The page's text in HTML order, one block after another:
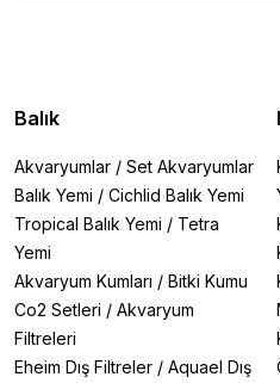
Balık
Akvaryumlar / Set Akvaryumlar
Balık Yemi / Cichlid Balık Yemi
Tropical Balık Yemi / Tetra
Yemi
Akvaryum Kumları / Bitki Kumu
Co2 Setleri / Akvaryum
Filtreleri
Eheim Dış Filtreler / Aquael Dış